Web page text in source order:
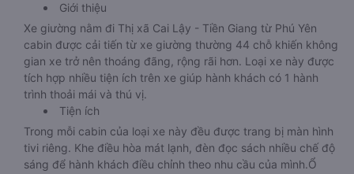
Giới thiệu
Xe giường nằm đi Thị xã Cai Lậy - Tiền Giang từ Phú Yên
cabin được cải tiến từ xe giường thường 44 chỗ khiến không
gian xe trở nên thoáng đãng, rộng rãi hơn. Loại xe này được
tích hợp nhiều tiện ích trên xe giúp hành khách có 1 hành
trình thoải mái và thú vị.
Tiện ích
Trong mỗi cabin của loại xe này đều được trang bị màn hình
tivi riêng. Khe điều hòa mát lạnh, đèn đọc sách nhiều chế độ
sáng để hành khách điều chỉnh theo nhu cầu của mình.Ổ